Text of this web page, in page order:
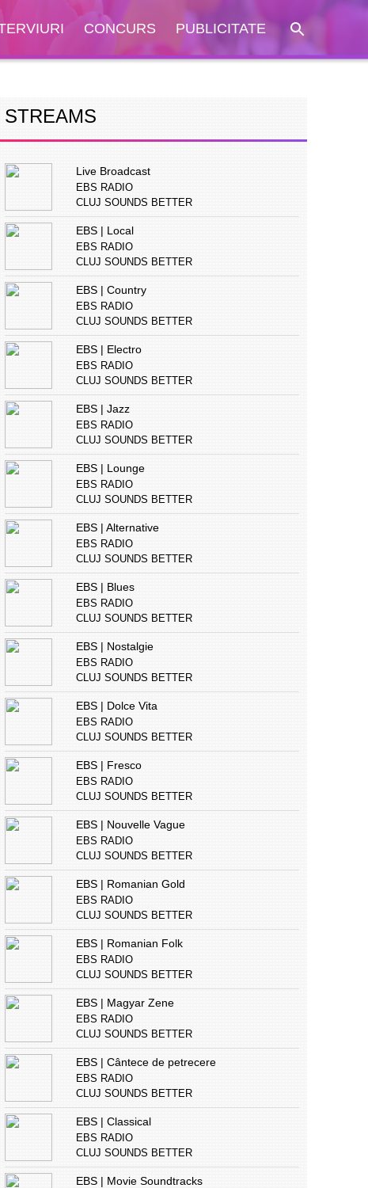
CONCURS PUBLICITATE
STREAMS
Live Broadcast
EBS RADIO
CLUJ SOUNDS BETTER
EBS | Local
EBS RADIO
CLUJ SOUNDS BETTER
EBS | Country
EBS RADIO
CLUJ SOUNDS BETTER
EBS | Electro
EBS RADIO
CLUJ SOUNDS BETTER
EBS | Jazz
EBS RADIO
CLUJ SOUNDS BETTER
EBS | Lounge
EBS RADIO
CLUJ SOUNDS BETTER
EBS | Alternative
EBS RADIO
CLUJ SOUNDS BETTER
EBS | Blues
EBS RADIO
CLUJ SOUNDS BETTER
EBS | Nostalgie
EBS RADIO
CLUJ SOUNDS BETTER
EBS | Dolce Vita
EBS RADIO
CLUJ SOUNDS BETTER
EBS | Fresco
EBS RADIO
CLUJ SOUNDS BETTER
EBS | Nouvelle Vague
EBS RADIO
CLUJ SOUNDS BETTER
EBS | Romanian Gold
EBS RADIO
CLUJ SOUNDS BETTER
EBS | Romanian Folk
EBS RADIO
CLUJ SOUNDS BETTER
EBS | Magyar Zene
EBS RADIO
CLUJ SOUNDS BETTER
EBS | Cântece de petrecere
EBS RADIO
CLUJ SOUNDS BETTER
EBS | Classical
EBS RADIO
CLUJ SOUNDS BETTER
EBS | Movie Soundtracks